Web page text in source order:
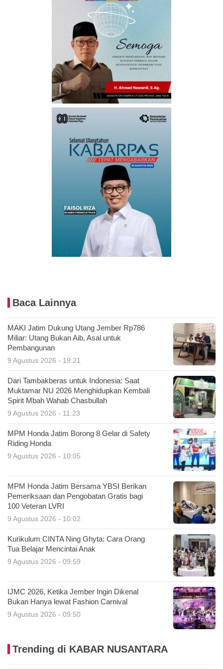
Baca Lainnya
MAKI Jatim Dukung Utang Jember Rp786
Miliar: Utang Bukan Aib, Asal untuk
Pembangunan
9 Agustus 2026 - 19:21
Dari Tambakberas untuk Indonesia: Saat
Muktamar NU 2026 Menghidupkan Kembali
Spirit Mbah Wahab Chasbullah
9 Agustus 2026 - 11:23
MPM Honda Jatim Borong 8 Gelar di Safety
Riding Honda
9 Agustus 2026 - 10:05
MPM Honda Jatim Bersama YBSI Berikan
Pemeriksaan dan Pengobatan Gratis bagi
100 Veteran LVRI
9 Agustus 2026 - 10:02
Kurikulum CINTA Ning Ghyta: Cara Orang
Tua Belajar Mencintai Anak
9 Agustus 2026 - 09:59
IJMC 2026, Ketika Jember Ingin Dikenal
Bukan Hanya lewat Fashion Carnival
9 Agustus 2026 - 09:50
Trending di KABAR NUSANTARA